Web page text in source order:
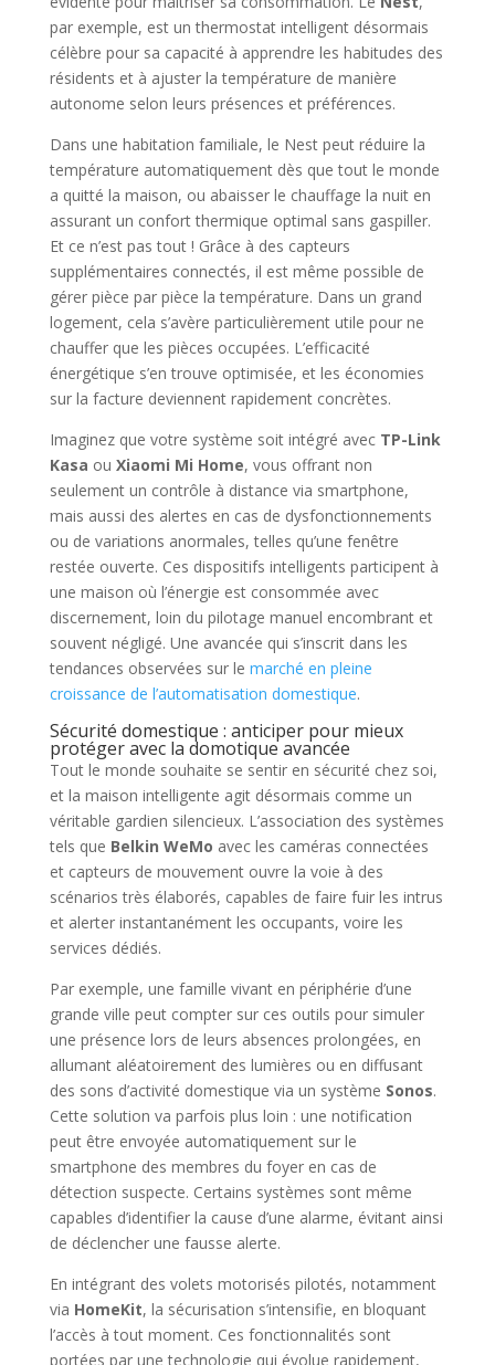
par exemple, est un thermostat intelligent désormais
célèbre pour sa capacité à apprendre les habitudes des
résidents et à ajuster la température de manière
autonome selon leurs présences et préférences.
Dans une habitation familiale, le Nest peut réduire la
température automatiquement dès que tout le monde
a quitté la maison, ou abaisser le chauffage la nuit en
assurant un confort thermique optimal sans gaspiller.
Et ce n’est pas tout ! Grâce à des capteurs
supplémentaires connectés, il est même possible de
gérer pièce par pièce la température. Dans un grand
logement, cela s’avère particulièrement utile pour ne
chauffer que les pièces occupées. L’efficacité
énergétique s’en trouve optimisée, et les économies
sur la facture deviennent rapidement concrètes.
Imaginez que votre système soit intégré avec TP-Link
Kasa ou Xiaomi Mi Home, vous offrant non
seulement un contrôle à distance via smartphone,
mais aussi des alertes en cas de dysfonctionnements
ou de variations anormales, telles qu’une fenêtre
restée ouverte. Ces dispositifs intelligents participent à
une maison où l’énergie est consommée avec
discernement, loin du pilotage manuel encombrant et
souvent négligé. Une avancée qui s’inscrit dans les
tendances observées sur le marché en pleine
croissance de l’automatisation domestique.
Sécurité domestique : anticiper pour mieux
protéger avec la domotique avancée
Tout le monde souhaite se sentir en sécurité chez soi,
et la maison intelligente agit désormais comme un
véritable gardien silencieux. L’association des systèmes
tels que Belkin WeMo avec les caméras connectées
et capteurs de mouvement ouvre la voie à des
scénarios très élaborés, capables de faire fuir les intrus
et alerter instantanément les occupants, voire les
services dédiés.
Par exemple, une famille vivant en périphérie d’une
grande ville peut compter sur ces outils pour simuler
une présence lors de leurs absences prolongées, en
allumant aléatoirement des lumières ou en diffusant
des sons d’activité domestique via un système Sonos.
Cette solution va parfois plus loin : une notification
peut être envoyée automatiquement sur le
smartphone des membres du foyer en cas de
détection suspecte. Certains systèmes sont même
capables d’identifier la cause d’une alarme, évitant ainsi
de déclencher une fausse alerte.
En intégrant des volets motorisés pilotés, notamment
via HomeKit, la sécurisation s’intensifie, en bloquant
l’accès à tout moment. Ces fonctionnalités sont
portées par une technologie qui évolue rapidement,